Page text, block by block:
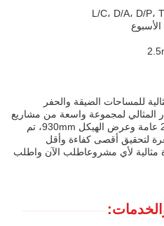
للمساحات الضيقة والحفر
المثالي لمجموعة واسعة من مشاريع
البناءمع أبعاد 2.5m × 0.8m × 2.2m عامة وعرض الهيكل 930mm، تم
لتحقيق أقصى كفاءة وأقل
مثالية لأي مشروعاطلب الآن واطلب